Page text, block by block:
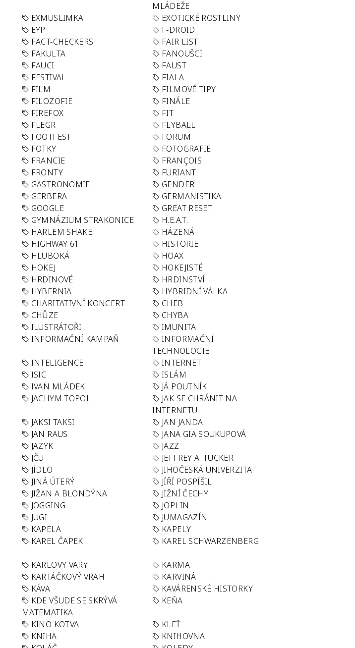
MLÁDEŽE
EXMUSLIMKA
EXOTICKÉ ROSTLINY
EYP
F-DROID
FACT-CHECKERS
FAIR LIST
FAKULTA
FANOUŠCI
FAUCI
FAUST
FESTIVAL
FIALA
FILM
FILMOVÉ TIPY
FILOZOFIE
FINÁLE
FIREFOX
FIT
FLEGR
FLYBALL
FOOTFEST
FORUM
FOTKY
FOTOGRAFIE
FRANCIE
FRANÇOIS
FRONTY
FURIANT
GASTRONOMIE
GENDER
GERBERA
GERMANISTIKA
GOOGLE
GREAT RESET
GYMNÁZIUM STRAKONICE
H.E.A.T.
HARLEM SHAKE
HÁZENÁ
HIGHWAY 61
HISTORIE
HLUBOKÁ
HOAX
HOKEJ
HOKEJISTÉ
HRDINOVÉ
HRDINSTVÍ
HYBERNIA
HYBRIDNÍ VÁLKA
CHARITATIVNÍ KONCERT
CHEB
CHŮZE
CHYBA
ILUSTRÁTOŘI
IMUNITA
INFORMAČNÍ KAMPAŇ
INFORMAČNÍ
TECHNOLOGIE
INTELIGENCE
INTERNET
ISIC
ISLÁM
IVAN MLÁDEK
JÁ POUTNÍK
JACHYM TOPOL
JAK SE CHRÁNIT NA
INTERNETU
JAKSI TAKSI
JAN JANDA
JAN RAUS
JANA GIA SOUKUPOVÁ
JAZYK
JAZZ
JČU
JEFFREY A. TUCKER
JÍDLO
JIHOČESKÁ UNIVERZITA
JINÁ ÚTERÝ
JÍŘÍ POSPÍŠIL
JIŽAN A BLONDÝNA
JIŽNÍ ČECHY
JOGGING
JOPLIN
JUGI
JUMAGAZÍN
KAPELA
KAPELY
KAREL ČAPEK KAREL SCHWARZENBERG
KARLOVY VARY
KARMA
KARTÁČKOVÝ VRAH
KARVINÁ
KÁVA
KAVÁRENSKÉ HISTORKY
KDE VŠUDE SE SKRÝVÁ
MATEMATIKA
KEŇA
KINO KOTVA
KLEŤ
KNIHA
KNIHOVNA